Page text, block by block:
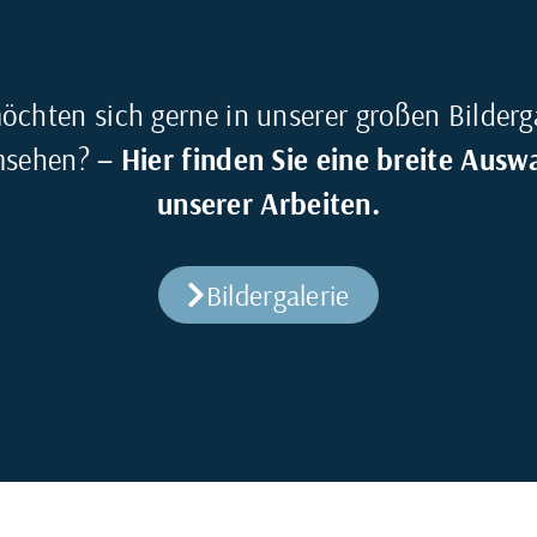
sich gerne in unserer großen
– Hier finden Sie eine breite
unserer Arbeiten.
Bildergalerie